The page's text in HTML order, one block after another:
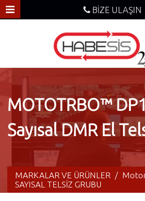
BİZE ULAŞIN
MOTOTRBO™
Sayısal DMR El
MARKALAR VE ÜRÜNLER /
SAYISAL TELSİZ GRUBU